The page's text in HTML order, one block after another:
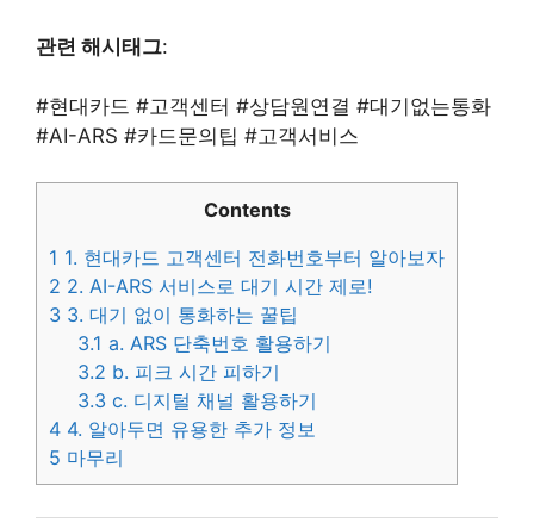
관련 해시태그:
#현대카드 #고객센터 #상담원연결 #대기없는통화
#AI-ARS #카드문의팁 #고객서비스
Contents
1 1. 현대카드 고객센터 전화번호부터 알아보자
2 2. AI-ARS 서비스로 대기 시간 제로!
3 3. 대기 없이 통화하는 꿀팁
3.1 a. ARS 단축번호 활용하기
3.2 b. 피크 시간 피하기
3.3 c. 디지털 채널 활용하기
4 4. 알아두면 유용한 추가 정보
5 마무리